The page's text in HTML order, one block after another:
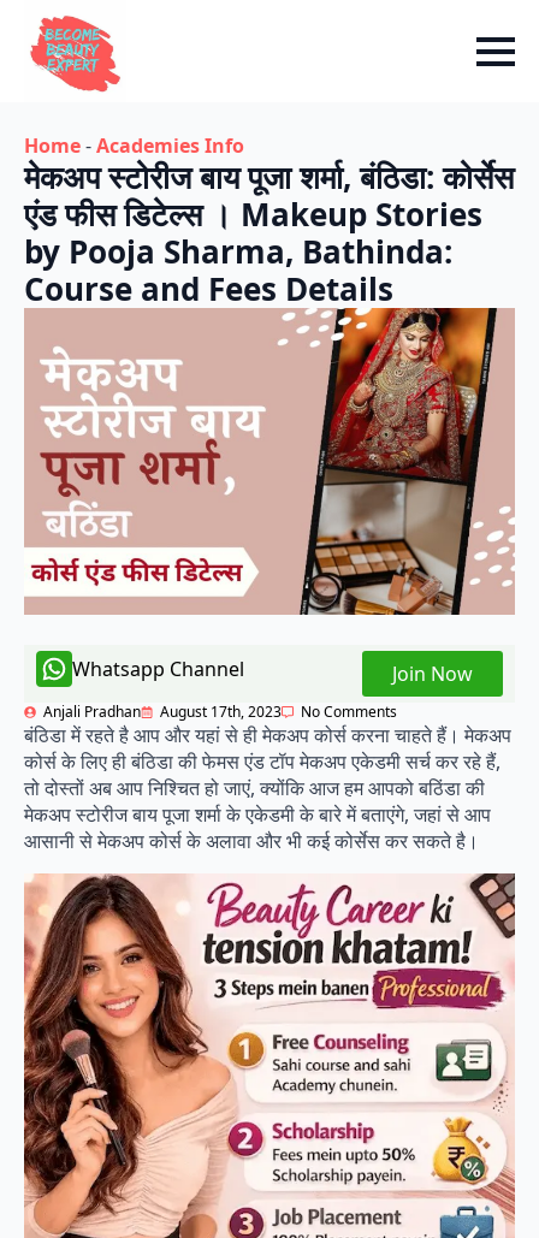
Home-Academies Info
मेकअप स्टोरीज बाय पूजा शर्मा, बंठिडा: कोर्सेस
एंड फीस डिटेल्स । Makeup Stories
by Pooja Sharma, Bathinda:
Course and Fees Details
Whatsapp Channel Join Now
Anjali Pradhan August 17th, 2023 No Comments
बंठिडा में रहते है आप और यहां से ही मेकअप कोर्स करना चाहते हैं। मेकअप
कोर्स के लिए ही बंठिडा की फेमस एंड टॉप मेकअप एकेडमी सर्च कर रहे हैं,
तो दोस्तों अब आप निश्चित हो जाएं, क्योंकि आज हम आपको बठिंडा की
मेकअप स्टोरीज बाय पूजा शर्मा के एकेडमी के बारे में बताएंगे, जहां से आप
आसानी से मेकअप कोर्स के अलावा और भी कई कोर्सेस कर सकते है।